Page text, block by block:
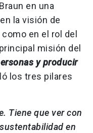
en una
la visión de
en el rol del
misión del
y producir
los tres pilares
Tiene que ver con
en